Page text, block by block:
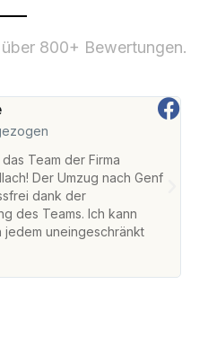
800+ Bewertungen.
Team der Firma
Der Umzug nach Genf
dank der
des Teams. Ich kann
jedem uneingeschränkt